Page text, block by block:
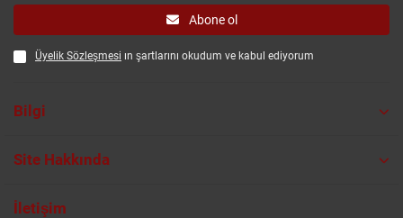
Abone ol
Üyelik Sözleşmesi ın şartlarını okudum ve kabul ediyorum
Bilgi
Site Hakkında
İletişim